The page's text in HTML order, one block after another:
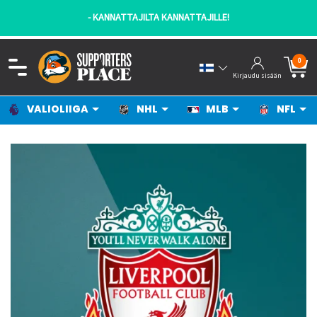
- KANNATTAJILTA KANNATTAJILLE!
Kirjaudu sisään
0
VALIOLIIGA NHL MLB NFL